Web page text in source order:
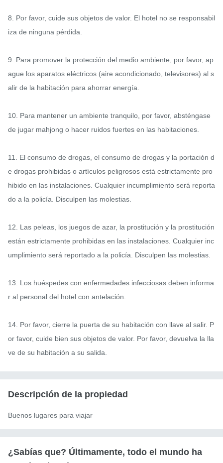
8. Por favor, cuide sus objetos de valor. El hotel no se responsabil
iza de ninguna pérdida.
9. Para promover la protección del medio ambiente, por favor, ap
ague los aparatos eléctricos (aire acondicionado, televisores) al s
alir de la habitación para ahorrar energía.
10. Para mantener un ambiente tranquilo, por favor, absténgase
de jugar mahjong o hacer ruidos fuertes en las habitaciones.
11. El consumo de drogas, el consumo de drogas y la portación d
e drogas prohibidas o artículos peligrosos está estrictamente pro
hibido en las instalaciones. Cualquier incumplimiento será reporta
do a la policía. Disculpen las molestias.
12. Las peleas, los juegos de azar, la prostitución y la prostitución
están estrictamente prohibidas en las instalaciones. Cualquier inc
umplimiento será reportado a la policía. Disculpen las molestias.
13. Los huéspedes con enfermedades infecciosas deben informa
r al personal del hotel con antelación.
14. Por favor, cierre la puerta de su habitación con llave al salir. P
or favor, cuide bien sus objetos de valor. Por favor, devuelva la lla
ve de su habitación a su salida.
Descripción de la propiedad
Buenos lugares para viajar
¿Sabías que? Últimamente, todo el mundo ha